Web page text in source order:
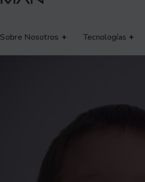
Sobre Nosotros Tecnologías